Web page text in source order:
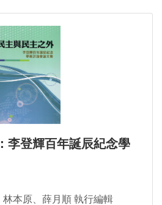
李登輝百年誕辰紀念學
本原、薛月順 執行編輯